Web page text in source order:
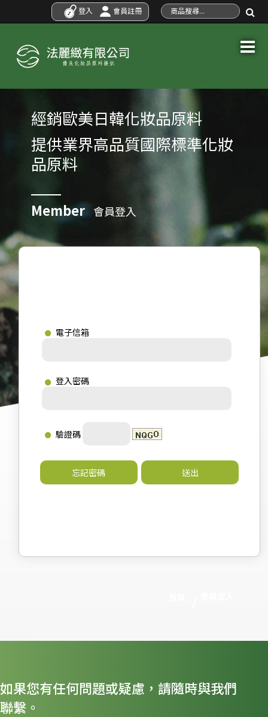
登入 會員註冊
經銷歐美日韓化妝品原料
提供業界高品質國際標準化妝
品原料
Member 會員登入
電子信箱
登入密碼
驗證碼
忘記密碼 送出
如果您有任何問題或疑慮，請隨時與我們
聯繫。